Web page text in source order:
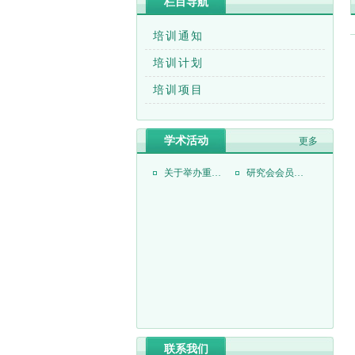
培训通知
培训计划
培训项目
学术活动 更多
关于举办重庆首届食品药品安全高峰论坛会议通知 研究会会员代表大会会议纪要
联系我们